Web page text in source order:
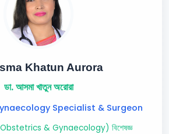
Khatun Aurora
ডা. আসমা খাতুন অরোরা
Specialist & Surgeon
(Obstetrics & Gynaecology) বিশেষজ্ঞ